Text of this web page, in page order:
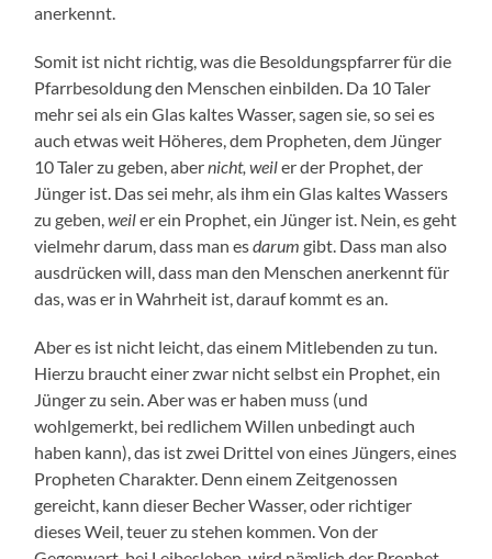
anerkennt.
Somit ist nicht richtig, was die Besoldungspfarrer für die
Pfarrbesoldung den Menschen einbilden. Da 10 Taler
mehr sei als ein Glas kaltes Wasser, sagen sie, so sei es
auch etwas weit Höheres, dem Propheten, dem Jünger
10 Taler zu geben, abernicht, weiler der Prophet, der
Jünger ist. Das sei mehr, als ihm ein Glas kaltes Wassers
zu geben,weiler ein Prophet, ein Jünger ist. Nein, es geht
vielmehr darum, dass man esdarum gibt. Dass man also
ausdrücken will, dass man den Menschen anerkennt für
das, was er in Wahrheit ist, darauf kommt es an.
Aber es ist nicht leicht, das einem Mitlebenden zu tun.
Hierzu braucht einer zwar nicht selbst ein Prophet, ein
Jünger zu sein. Aber was er haben muss (und
wohlgemerkt, bei redlichem Willen unbedingt auch
haben kann), das ist zwei Drittel von eines Jüngers, eines
Propheten Charakter. Denn einem Zeitgenossen
gereicht, kann dieser Becher Wasser, oder richtiger
dieses Weil, teuer zu stehen kommen. Von der